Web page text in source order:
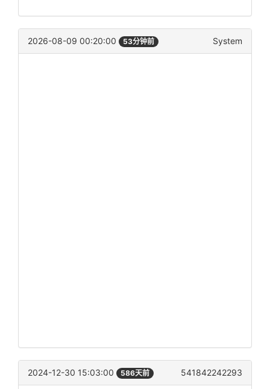
2026-08-09 00:20:00 53分钟前 System
2024-12-30 15:03:00 586天前 541842242293